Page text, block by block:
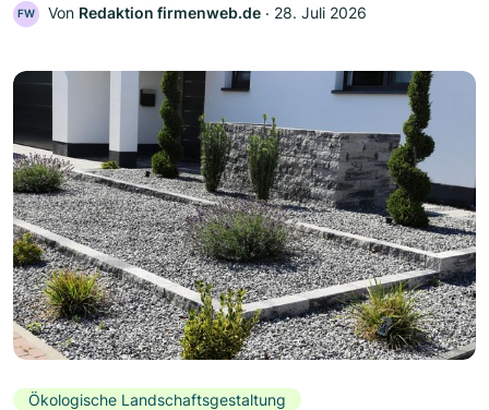
FW Von Redaktion firmenweb.de ‧ 28. Juli 2026
Ökologische Landschaftsgestaltung